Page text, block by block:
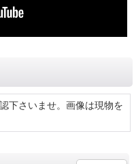
下さいませ。画像は現物を